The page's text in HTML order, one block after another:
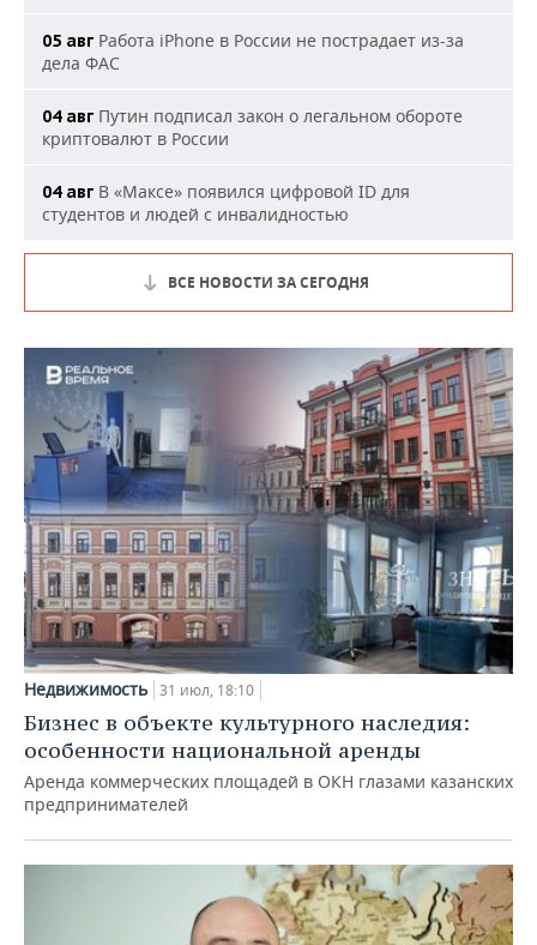
05 авг Работа iPhone в России не пострадает из-за
дела ФАС
04 авг Путин подписал закон о легальном обороте
криптовалют в России
04 авг В «Максе» появился цифровой ID для
студентов и людей с инвалидностью
ВСЕ НОВОСТИ ЗА СЕГОДНЯ
Недвижимость 31 июл, 18:10
Бизнес в объекте культурного наследия:
особенности национальной аренды
Аренда коммерческих площадей в ОКН глазами казанских
предпринимателей